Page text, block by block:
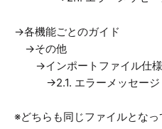
→各機能ごとのガイド
→その他
→インポートファイル仕
→2.1. エラーメッセージ
※どちらも同じファイルとなっ